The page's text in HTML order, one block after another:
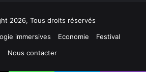
2026, Tous droits réservés
immersives Economie
Festival
Nous contacter